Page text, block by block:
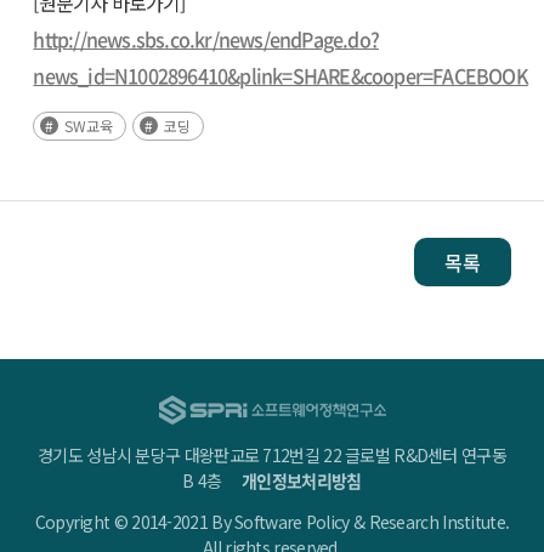
http://news.sbs.co.kr/news/endPage.do?
news_id=N1002896410&plink=SHARE&cooper=FACEBOOK
SW교육 코딩
목록
경기도 성남시 분당구 대왕판교로 712번길 22 글로벌 R&D센터 연구동
B 4층개인정보처리방침
Copyright © 2014-2021 By Software Policy & Research Institute.
All rights reserved.